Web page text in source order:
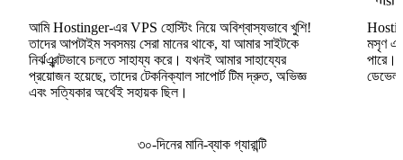
আমি Hostinger-এর VPS হোস্টিং নিয়ে অবিশ্বাস্যভাবে খুশি!
তাদের আপটাইম সবসময় সেরা মানের থাকে, যা আমার সাইটকে
নির্ঝঞ্ঝাটভাবে চলতে সাহায্য করে। যখনই আমার সাহায্যের
প্রয়োজন হয়েছে, তাদের টেকনিক্যাল সাপোর্ট টিম দ্রুত, অভিজ্ঞ
এবং সত্যিকার অর্থেই সহায়ক ছিল।
মসৃণ
৩০-দিনের মানি-ব্যাক গ্যারান্টি